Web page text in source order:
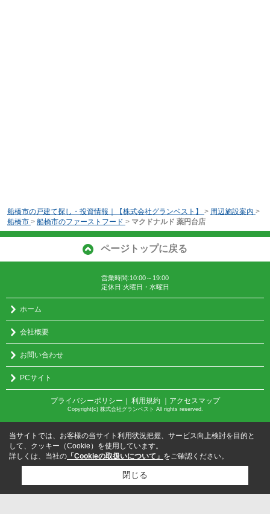
船橋市の戸建て探し・投資情報｜【株式会社グランベスト】 > 周辺施設案内 >
船橋市 > 船橋市のファーストフード > マクドナルド 薬円台店
ページトップに戻る
営業時間:10:00～19:00
定休日:火曜日・水曜日
ホーム
会社概要
お問い合わせ
PCサイト
プライバシーポリシー ｜ 利用規約 ｜アクセスマップ
Copyright(c) 株式会社グランベスト All rights reserved.
当サイトでは、お客様の当サイト利用状況把握、サービス向上検討を目的と
して、クッキー（Cookie）を使用しています。
詳しくは、当社の 「Cookieの取扱いについて」 をご確認ください。
閉じる